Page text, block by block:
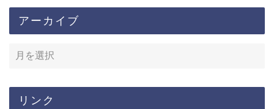
アーカイブ
リンク